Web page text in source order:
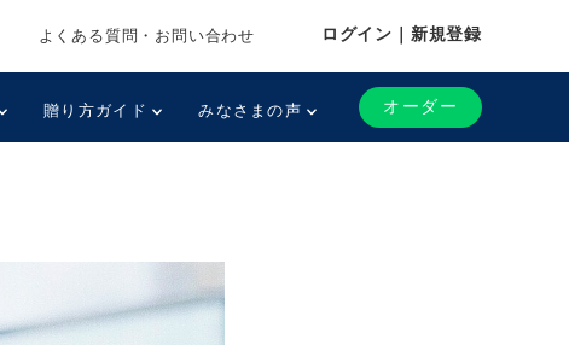
よくある質問・お問い合わせ ログイン｜新規登録
贈り方ガイド みなさまの声 オーダー